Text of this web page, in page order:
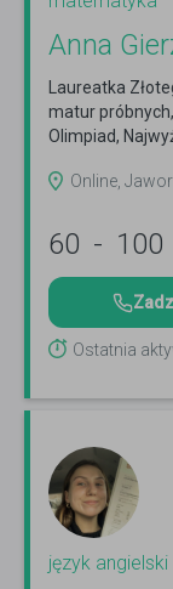
Anna
Laureatka
matur
Olimpiad,
Online,
60 - 100
Ostatnia
język angielski